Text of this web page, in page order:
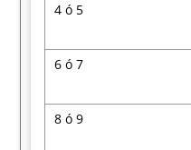
4 ó 5
6 ó 7
8 ó 9